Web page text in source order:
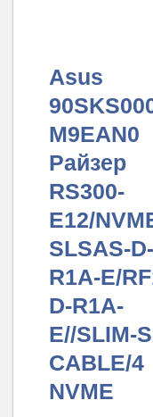
Asus
M9EAN0
Райзер
RS300-
E12/
SLSAS-D-
R1A-E/
D-R1A-
E//SLIM-
CABLE/4
NVME